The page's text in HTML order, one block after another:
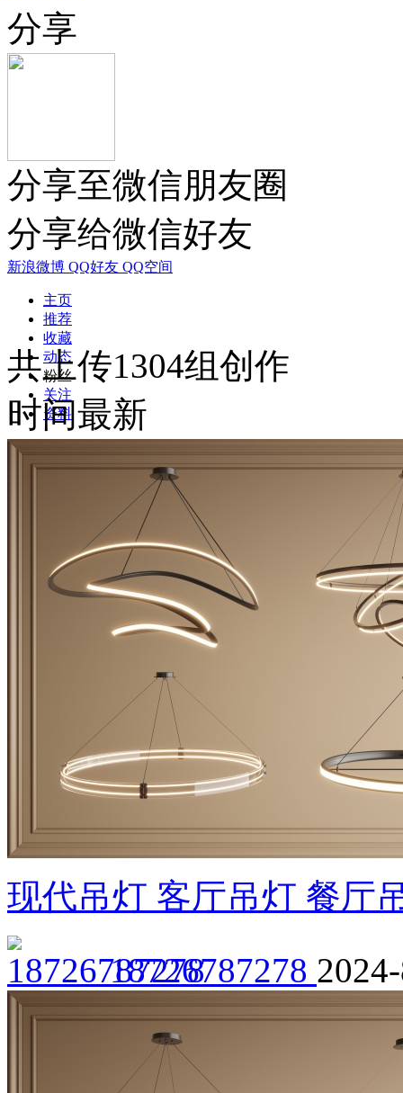
分享
分享至微信朋友圈
分享给微信好友
新浪微博 QQ好友 QQ空间
主页
推荐
收藏
动态
粉丝
关注
资料
共上传1304组创作
时间最新
现代吊灯 客厅吊灯 餐厅
18726787278